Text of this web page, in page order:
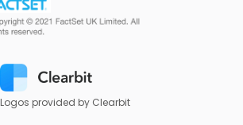
Logos provided by Clearbit